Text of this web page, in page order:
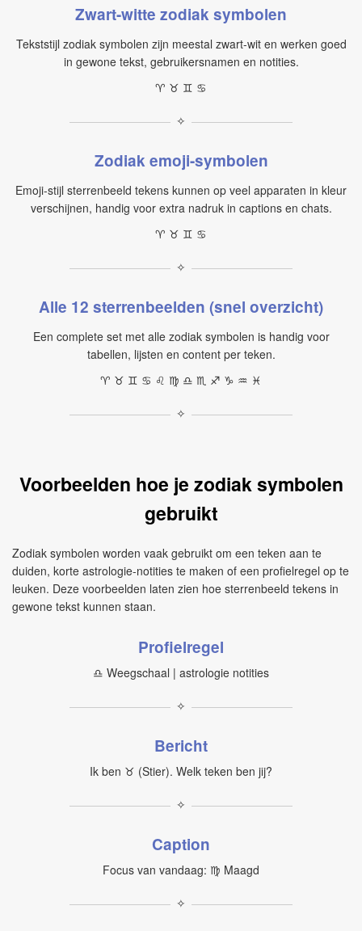
Zwart-witte zodiak symbolen
Tekststijl zodiak symbolen zijn meestal zwart-wit en werken goed
in gewone tekst, gebruikersnamen en notities.
♈︎ ♉︎ ♊︎ ♋︎
✧
Zodiak emoji-symbolen
Emoji-stijl sterrenbeeld tekens kunnen op veel apparaten in kleur
verschijnen, handig voor extra nadruk in captions en chats.
♈ ♉ ♊ ♋
✧
Alle 12 sterrenbeelden (snel overzicht)
Een complete set met alle zodiak symbolen is handig voor
tabellen, lijsten en content per teken.
♈︎ ♉︎ ♊︎ ♋︎ ♌︎ ♍︎ ♎︎ ♏︎ ♐︎ ♑︎ ♒︎ ♓︎
✧
Voorbeelden hoe je zodiak symbolen
gebruikt
Zodiak symbolen worden vaak gebruikt om een teken aan te
duiden, korte astrologie-notities te maken of een profielregel op te
leuken. Deze voorbeelden laten zien hoe sterrenbeeld tekens in
gewone tekst kunnen staan.
Profielregel
♎︎ Weegschaal | astrologie notities
✧
Bericht
Ik ben ♉︎ (Stier). Welk teken ben jij?
✧
Caption
Focus van vandaag: ♍︎ Maagd
✧